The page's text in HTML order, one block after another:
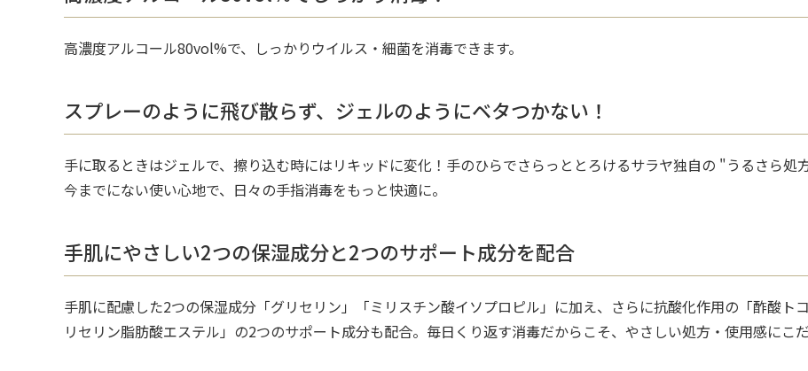
高濃度アルコール80vol%で、しっかりウイルス・細菌を消毒できます。
スプレーのように飛び散らず、ジェルのようにベタつかない！
手に取るときはジェルで、擦り込む時にはリキッドに変化！手のひらでさらっととろけるサラヤ独自の "うるさら処
今までにない使い心地で、日々の手指消毒をもっと快適に。
手肌にやさしい2つの保湿成分と2つのサポート成分を配合
手肌に配慮した2つの保湿成分「グリセリン」「ミリスチン酸イソプロピル」に加え、さらに抗酸化作用の「酢酸ト
リセリン脂肪酸エステル」の2つのサポート成分も配合。毎日くり返す消毒だからこそ、やさしい処方・使用感にこだ